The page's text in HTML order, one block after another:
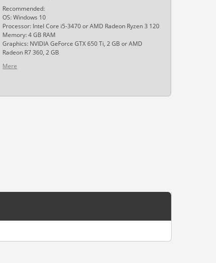
Recommended:
OS: Windows 10
Processor: Intel Core i5-3470 or AMD Radeon Ryzen 3 120
Memory: 4 GB RAM
Graphics: NVIDIA GeForce GTX 650 Ti, 2 GB or AMD
Radeon R7 360, 2 GB
Mere